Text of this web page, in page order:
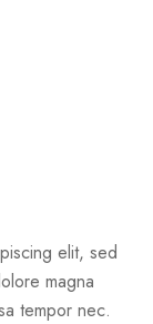
elit, sed
magna
tempor nec.